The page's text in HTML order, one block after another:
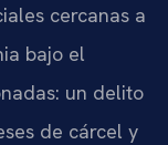
cercanas a
bajo el
un delito
de cárcel y